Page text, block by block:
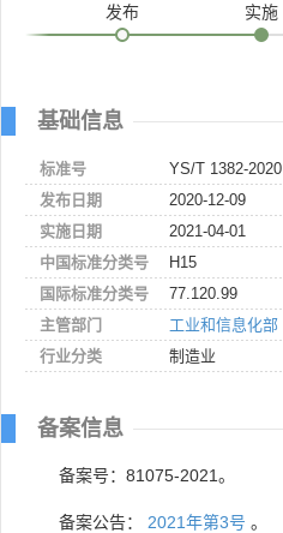
发布 实施
基础信息
标准号
YS/T 1382-2020
发布日期
2020-12-09
实施日期
2021-04-01
中国标准分类号
H15
国际标准分类号
77.120.99
主管部门
工业和信息化部
行业分类
制造业
备案信息
备案号：81075-2021。
备案公告： 2021年第3号 。